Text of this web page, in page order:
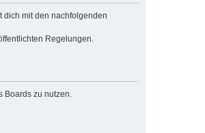
dich mit den nachfolgenden
Regelungen.
zu nutzen.